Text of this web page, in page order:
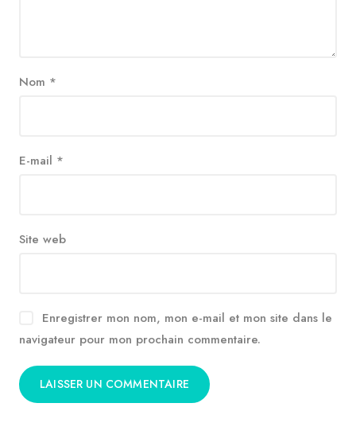
Nom *
E-mail *
Site web
Enregistrer mon nom, mon e-mail et mon site dans le
navigateur pour mon prochain commentaire.